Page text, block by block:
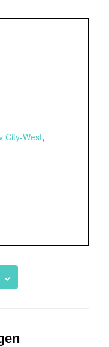
City-West,